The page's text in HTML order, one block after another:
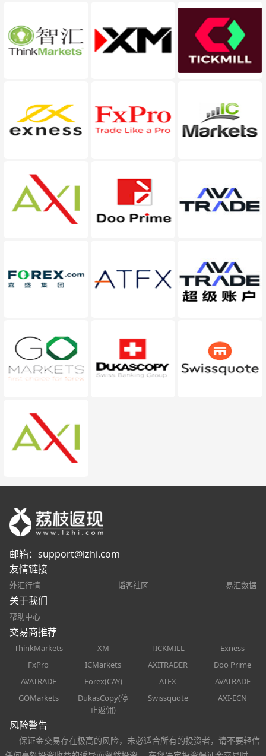
邮箱： support@lzhi.com
友情链接
外汇行情 韬客社区 易汇数据
关于我们
帮助中心
交易商推荐
ThinkMarkets XM TICKMILL
Exness
FxPro
ICMarkets AXITRADER
Doo Prime
AVATRADE
Forex(CAY) ATFX
AVATRADE
GOMarkets
DukasCopy(停
止返佣)
Swissquote AXI-ECN
风险警告
保证金交易存在极高的风险，未必适合所有的投资者，请不要轻信